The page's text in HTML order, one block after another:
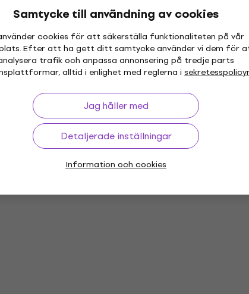
Samtycke till användning av cookies
cookies för att säkerställa funktionaliteten på vår
Efter att ha gett ditt samtycke använder vi dem för
trafik och anpassa annonsering på tredje parts
alltid i enlighet med reglerna i
Jag håller med
Detaljerade inställningar
Information och cookies
Vinyl LP-skivor Musikkepsar